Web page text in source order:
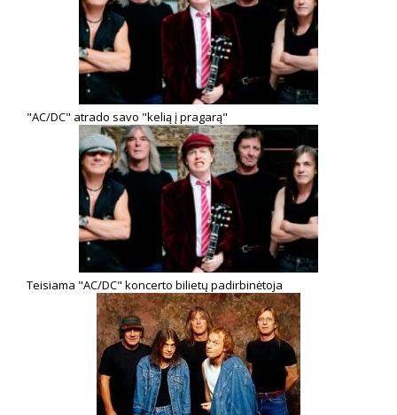
"AC/DC" atrado savo "kelią į pragarą"
Teisiama "AC/DC" koncerto bilietų padirbinėtoja